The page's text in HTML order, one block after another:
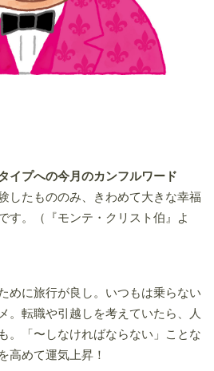
イプへの今月のカンフルワード
したもののみ、きわめて大きな幸福
す。（『モンテ・クリスト伯』よ
めに旅行が良し。いつもは乗らない
。転職や引越しを考えていたら、人
。「〜しなければならない」ことな
高めて運気上昇！